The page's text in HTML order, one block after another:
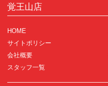
覚王山店
HOME
サイトポリシー
会社概要
スタッフ一覧